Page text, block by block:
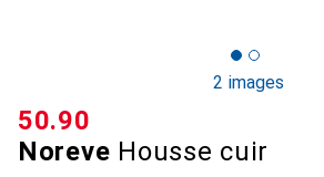
2 images
Noreve Housse cuir
CHF
50.90